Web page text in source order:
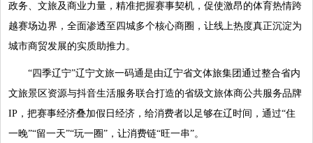
政务、文旅及商业力量，精准把握赛事契机，促使激昂的体育热情跨
越赛场边界，全面渗透至四城多个核心商圈，让线上热度真正沉淀为
城市商贸发展的实质助推力。
“四季辽宁”辽宁文旅一码通是由辽宁省文体旅集团通过整合省内
文旅景区资源与抖音生活服务联合打造的省级文旅体商公共服务品牌
IP，把赛事经济叠加假日经济，给消费者以足够在辽时间，通过“住
一晚”“留一天”“玩一圈”，让消费链“旺一串”。